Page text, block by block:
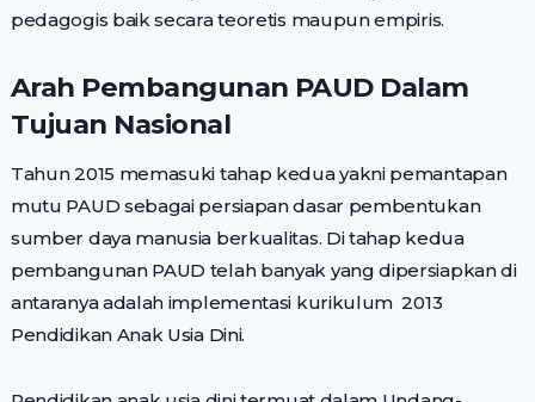
pedagogis baik secara teoretis maupun empiris.
Arah Pembangunan PAUD Dalam
Tujuan Nasional
Tahun 2015 memasuki tahap kedua yakni pemantapan
mutu PAUD sebagai persiapan dasar pembentukan
sumber daya manusia berkualitas. Di tahap kedua
pembangunan PAUD telah banyak yang dipersiapkan di
antaranya adalah implementasi kurikulum 2013
Pendidikan Anak Usia Dini.